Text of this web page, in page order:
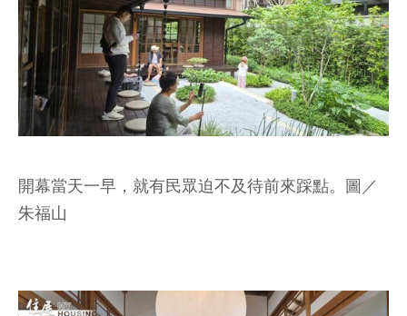
開幕當天一早，就有民眾迫不及待前來踩點。圖／
朱福山